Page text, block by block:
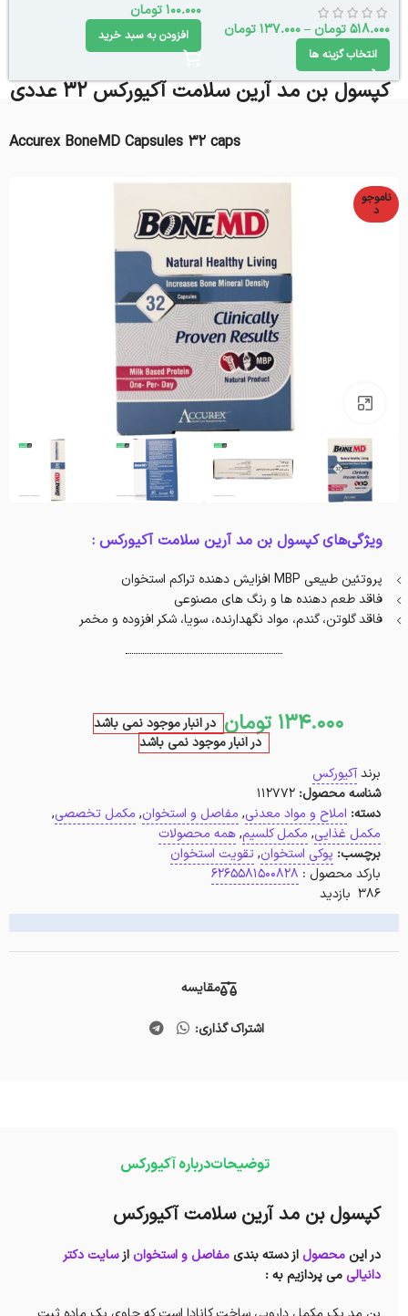
518.000تومان –
137.000تومان
انتخاب گزینه ها
100.000تومان
افزودن به سبد خرید
کپسول بن مد آرین سلامت آکیورکس 32 عددی
Accurex BoneMD Capsules 32 caps
ناموجو
د
بزرگنمایی تصویر
ویژگی‌های کپسول بن مد آرین سلامت آکیورکس :
پروتئین طبیعی MBP افزایش دهنده تراکم استخوان
فاقد طعم دهنده ها و رنگ های مصنوعی
فاقد گلوتن، گندم، مواد نگهدارنده، سویا، شکر افزوده و مخمر
134.000 تومان در انبار موجود نمی باشد
در انبار موجود نمی باشد
برندآکیورکس
شناسه محصول: 112772
دسته: املاح و مواد معدنی, مفاصل و استخوان, مکمل تخصصی,
مکمل غذایی, مکمل کلسیم,همه محصولات
برچسب: پوکی استخوان,تقویت استخوان
بارکد محصول : 6265581500828
386 بازدید
مقایسه
اشتراک گذاری:
توضیحاتدرباره آکیورکس
کپسول بن مد آرین سلامت آکیورکس
در این محصول از دسته بندی مفاصل و استخوان ازسایت دکتر
دانیالیمی پردازیم به :